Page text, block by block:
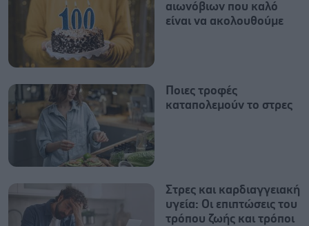
αιωνόβιων που καλό
είναι να ακολουθούμε
Ποιες τροφές
καταπολεμούν το στρες
Στρες και καρδιαγγειακή
υγεία: Οι επιπτώσεις του
τρόπου ζωής και τρόποι